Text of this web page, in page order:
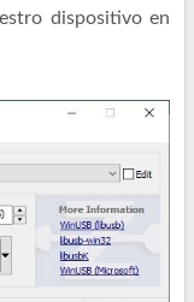
dispositivo en